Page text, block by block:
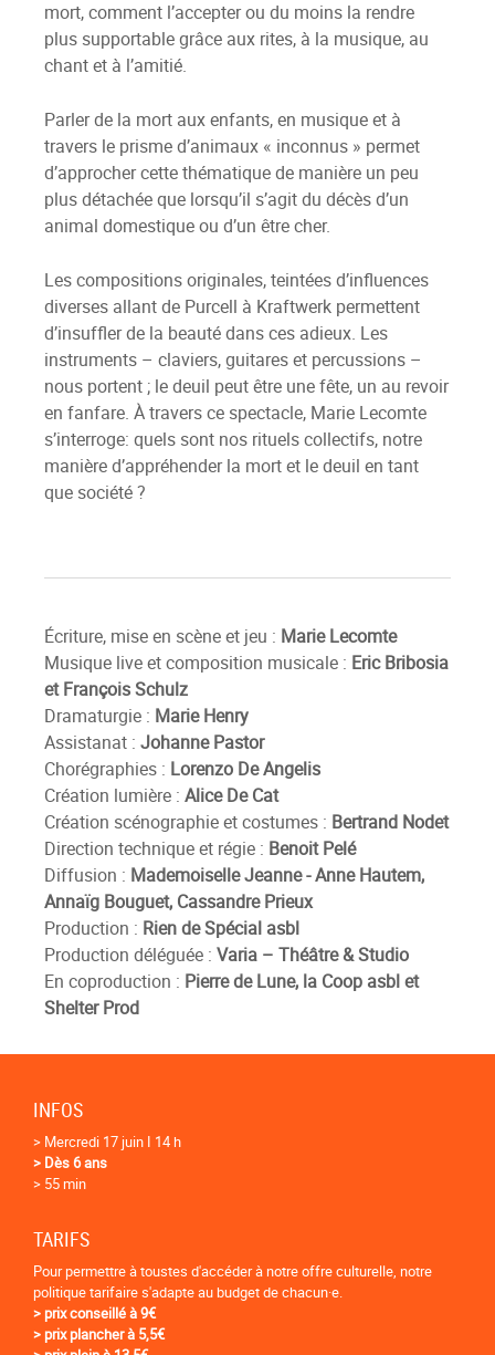
mort, comment l’accepter ou du moins la rendre
plus supportable grâce aux rites, à la musique, au
chant et à l’amitié.
Parler de la mort aux enfants, en musique et à
travers le prisme d’animaux « inconnus » permet
d’approcher cette thématique de manière un peu
plus détachée que lorsqu’il s’agit du décès d’un
animal domestique ou d’un être cher.
Les compositions originales, teintées d’influences
diverses allant de Purcell à Kraftwerk permettent
d’insuffler de la beauté dans ces adieux. Les
instruments – claviers, guitares et percussions –
nous portent ; le deuil peut être une fête, un au revoir
en fanfare. À travers ce spectacle, Marie Lecomte
s’interroge: quels sont nos rituels collectifs, notre
manière d’appréhender la mort et le deuil en tant
que société ?
Écriture, mise en scène et jeu : Marie Lecomte
Musique live et composition musicale : Eric Bribosia
et François Schulz
Dramaturgie : Marie Henry
Assistanat : Johanne Pastor
Chorégraphies : Lorenzo De Angelis
Création lumière : Alice De Cat
Création scénographie et costumes : Bertrand Nodet
Direction technique et régie : Benoit Pelé
Diffusion : Mademoiselle Jeanne - Anne Hautem,
Annaïg Bouguet, Cassandre Prieux
Production : Rien de Spécial asbl
Production déléguée : Varia – Théâtre & Studio
En coproduction : Pierre de Lune, la Coop asbl et
Shelter Prod
INFOS
> Mercredi 17 juin I 14 h
> Dès 6 ans
> 55 min
TARIFS
Pour permettre à toustes d'accéder à notre offre culturelle, notre
politique tarifaire s'adapte au budget de chacun·e.
> prix conseillé à 9€
> prix plancher à 5,5€